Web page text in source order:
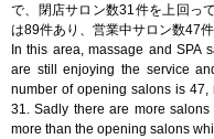
で、閉店サロン数31件を上回っ
は89件あり、営業中サロン数47件
In this area, massage and SPA
are still enjoying the service
number of opening salons is
31. Sadly there are more
more than the opening salons